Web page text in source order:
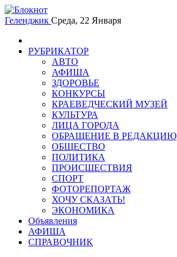
Геленджик Среда, 22 Января
РУБРИКАТОР
АВТО
АФИША
ЗДОРОВЬЕ
КОНКУРСЫ
КРАЕВЕДЧЕСКИЙ МУЗЕЙ
КУЛЬТУРА
ЛИЦА ГОРОДА
ОБРАЩЕНИЕ В РЕДАКЦИЮ
ОБЩЕСТВО
ПОЛИТИКА
ПРОИСШЕСТВИЯ
СПОРТ
ФОТОРЕПОРТАЖ
ХОЧУ СКАЗАТЬ!
ЭКОНОМИКА
Объявления
АФИША
СПРАВОЧНИК